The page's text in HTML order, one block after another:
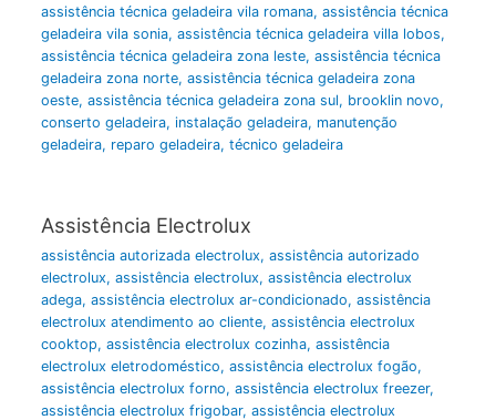
assistência técnica geladeira vila romana, assistência técnica
geladeira vila sonia, assistência técnica geladeira villa lobos,
assistência técnica geladeira zona leste, assistência técnica
geladeira zona norte, assistência técnica geladeira zona
oeste, assistência técnica geladeira zona sul, brooklin novo,
conserto geladeira, instalação geladeira, manutenção
geladeira, reparo geladeira, técnico geladeira
Assistência Electrolux
assistência autorizada electrolux, assistência autorizado
electrolux, assistência electrolux, assistência electrolux
adega, assistência electrolux ar-condicionado, assistência
electrolux atendimento ao cliente, assistência electrolux
cooktop, assistência electrolux cozinha, assistência
electrolux eletrodoméstico, assistência electrolux fogão,
assistência electrolux forno, assistência electrolux freezer,
assistência electrolux frigobar, assistência electrolux